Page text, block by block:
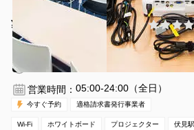
¥13200 〜 ¥16225 /時間
伏見駅 徒歩3分
愛知県名古屋市中区栄
1時間〜
営業時間： 05:00-24:00（全日）
今すぐ予約 適格請求書発行事業者
Wi-Fi ホワイトボード プロジェクター 伏見